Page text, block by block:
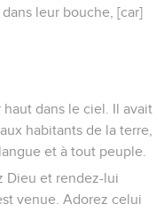
leur bouche, [car]
dans le ciel. Il avait
habitants de la terre,
et à tout peuple.
Dieu et rendez-lui
venue. Adorez celui